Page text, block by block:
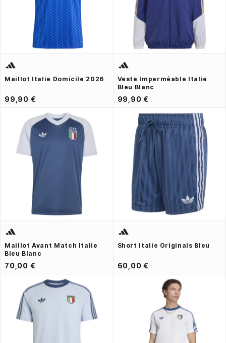
Maillot Italie Domicile 2026
99,90 €
Veste Imperméable Italie
Bleu Blanc
99,90 €
Maillot Avant Match Italie
Bleu Blanc
70,00 €
Short Italie Originals Bleu
60,00 €